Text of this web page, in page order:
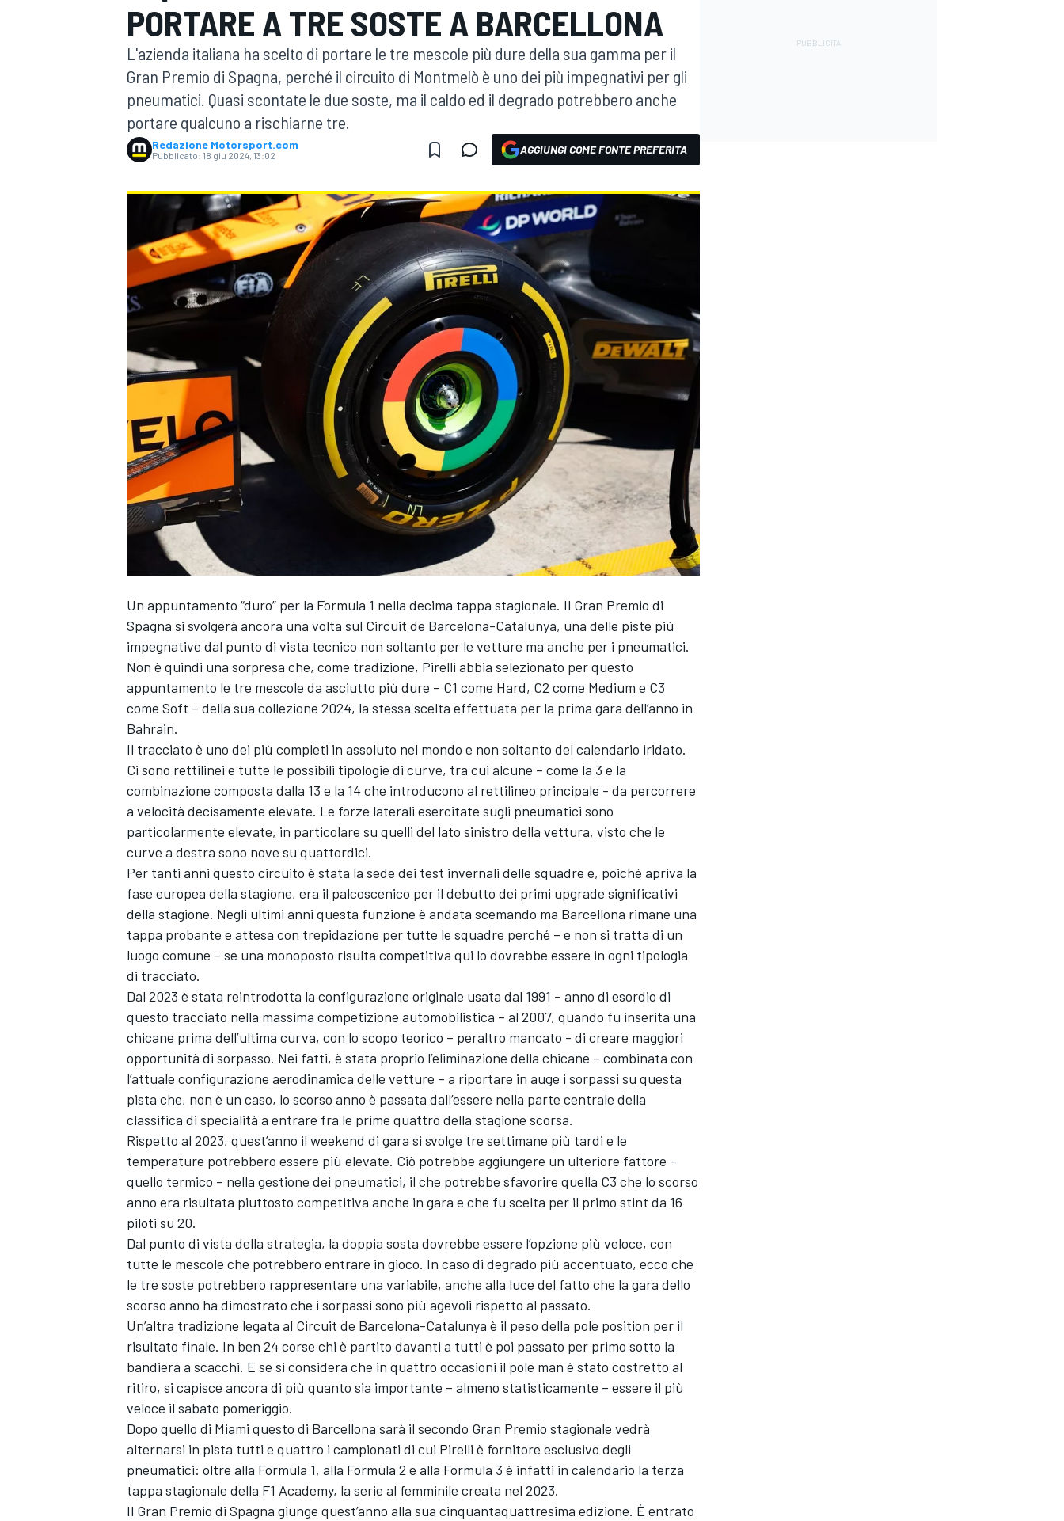
MOTOGP WEC
WRC
MONOPOSTO
ENDURANCE/GT
PORTARE A TRE SOSTE A BARCELLONA
L'azienda italiana ha scelto di portare le tre mescole più dure della sua gamma per il
Gran Premio di Spagna, perché il circuito di Montmelò è uno dei più impegnativi per gli
pneumatici. Quasi scontate le due soste, ma il caldo ed il degrado potrebbero anche
portare qualcuno a rischiarne tre.
Redazione Motorsport.com
Pubblicato: 18 giu 2024, 13:02 AGGIUNGI COME FONTE PREFERITA
Un appuntamento “duro” per la Formula 1 nella decima tappa stagionale. Il Gran Premio di
Spagna si svolgerà ancora una volta sul Circuit de Barcelona-Catalunya, una delle piste più
impegnative dal punto di vista tecnico non soltanto per le vetture ma anche per i pneumatici.
Non è quindi una sorpresa che, come tradizione, Pirelli abbia selezionato per questo
appuntamento le tre mescole da asciutto più dure – C1 come Hard, C2 come Medium e C3
come Soft – della sua collezione 2024, la stessa scelta effettuata per la prima gara dell’anno in
Bahrain.
Il tracciato è uno dei più completi in assoluto nel mondo e non soltanto del calendario iridato.
Ci sono rettilinei e tutte le possibili tipologie di curve, tra cui alcune – come la 3 e la
combinazione composta dalla 13 e la 14 che introducono al rettilineo principale - da percorrere
a velocità decisamente elevate. Le forze laterali esercitate sugli pneumatici sono
particolarmente elevate, in particolare su quelli del lato sinistro della vettura, visto che le
curve a destra sono nove su quattordici.
Per tanti anni questo circuito è stata la sede dei test invernali delle squadre e, poiché apriva la
fase europea della stagione, era il palcoscenico per il debutto dei primi upgrade significativi
della stagione. Negli ultimi anni questa funzione è andata scemando ma Barcellona rimane una
tappa probante e attesa con trepidazione per tutte le squadre perché – e non si tratta di un
luogo comune – se una monoposto risulta competitiva qui lo dovrebbe essere in ogni tipologia
di tracciato.
Dal 2023 è stata reintrodotta la configurazione originale usata dal 1991 – anno di esordio di
questo tracciato nella massima competizione automobilistica – al 2007, quando fu inserita una
chicane prima dell’ultima curva, con lo scopo teorico – peraltro mancato - di creare maggiori
opportunità di sorpasso. Nei fatti, è stata proprio l’eliminazione della chicane – combinata con
l’attuale configurazione aerodinamica delle vetture – a riportare in auge i sorpassi su questa
pista che, non è un caso, lo scorso anno è passata dall’essere nella parte centrale della
classifica di specialità a entrare fra le prime quattro della stagione scorsa.
Rispetto al 2023, quest’anno il weekend di gara si svolge tre settimane più tardi e le
temperature potrebbero essere più elevate. Ciò potrebbe aggiungere un ulteriore fattore –
quello termico – nella gestione dei pneumatici, il che potrebbe sfavorire quella C3 che lo scorso
anno era risultata piuttosto competitiva anche in gara e che fu scelta per il primo stint da 16
piloti su 20.
Dal punto di vista della strategia, la doppia sosta dovrebbe essere l’opzione più veloce, con
tutte le mescole che potrebbero entrare in gioco. In caso di degrado più accentuato, ecco che
le tre soste potrebbero rappresentare una variabile, anche alla luce del fatto che la gara dello
scorso anno ha dimostrato che i sorpassi sono più agevoli rispetto al passato.
Un’altra tradizione legata al Circuit de Barcelona-Catalunya è il peso della pole position per il
risultato finale. In ben 24 corse chi è partito davanti a tutti è poi passato per primo sotto la
bandiera a scacchi. E se si considera che in quattro occasioni il pole man è stato costretto al
ritiro, si capisce ancora di più quanto sia importante – almeno statisticamente – essere il più
veloce il sabato pomeriggio.
Dopo quello di Miami questo di Barcellona sarà il secondo Gran Premio stagionale vedrà
alternarsi in pista tutti e quattro i campionati di cui Pirelli è fornitore esclusivo degli
pneumatici: oltre alla Formula 1, alla Formula 2 e alla Formula 3 è infatti in calendario la terza
tappa stagionale della F1 Academy, la serie al femminile creata nel 2023.
Il Gran Premio di Spagna giunge quest’anno alla sua cinquantaquattresima edizione. È entrato